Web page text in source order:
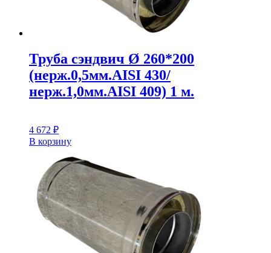
Труба сэндвич Ø 260*200
(нерж.0,5мм.AISI 430/
нерж.1,0мм.AISI 409) 1 м.
4 672 ₽
В корзину